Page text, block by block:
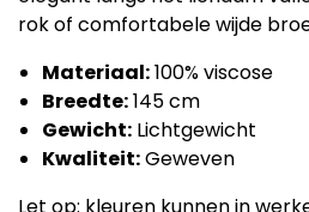
rok of comfortabele wijde
Materiaal:100% viscose
Breedte:145 cm
Gewicht: Lichtgewicht
Kwaliteit:Geweven
Let op: kleuren kunnen in